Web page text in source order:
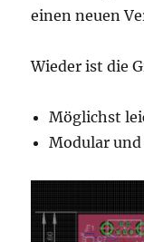
einen neuen
Wieder ist die
Möglichst
Modular